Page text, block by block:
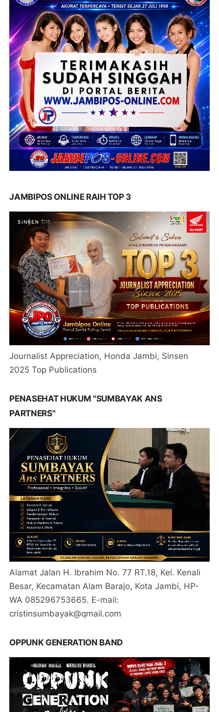
JAMBIPOS ONLINE RAIH TOP 3
Journalist Appreciation, Honda Jambi, Sinsen
2025 Top Publications
PENASEHAT HUKUM "SUMBAYAK ANS
PARTNERS"
Alamat Jalan H. Ibrahim No. 77 RT.18, Kel. Kenali
Besar, Kecamatan Alam Barajo, Kota Jambi, HP-
WA 085296753665. E-mail:
cristinsumbayak@qmail.com
OPPUNK GENERATION BAND